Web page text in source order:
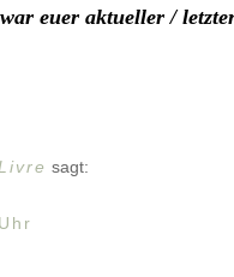
euer aktueller /
sagt: